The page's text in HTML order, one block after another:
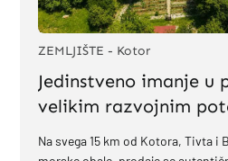
ZEMLJIŠTE - Kotor
Jedinstveno imanje u
velikim razvojnim
Kotora, Tivta i Kotora
Na svega 15 km od Kotora, Tivta i